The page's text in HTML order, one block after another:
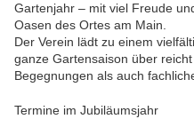
Gartenjahr – mit viel Freude
Oasen des Ortes am Main.
Der Verein lädt zu einem
ganze Gartensaison über
Begegnungen als auch
Termine im Jubiläumsjahr